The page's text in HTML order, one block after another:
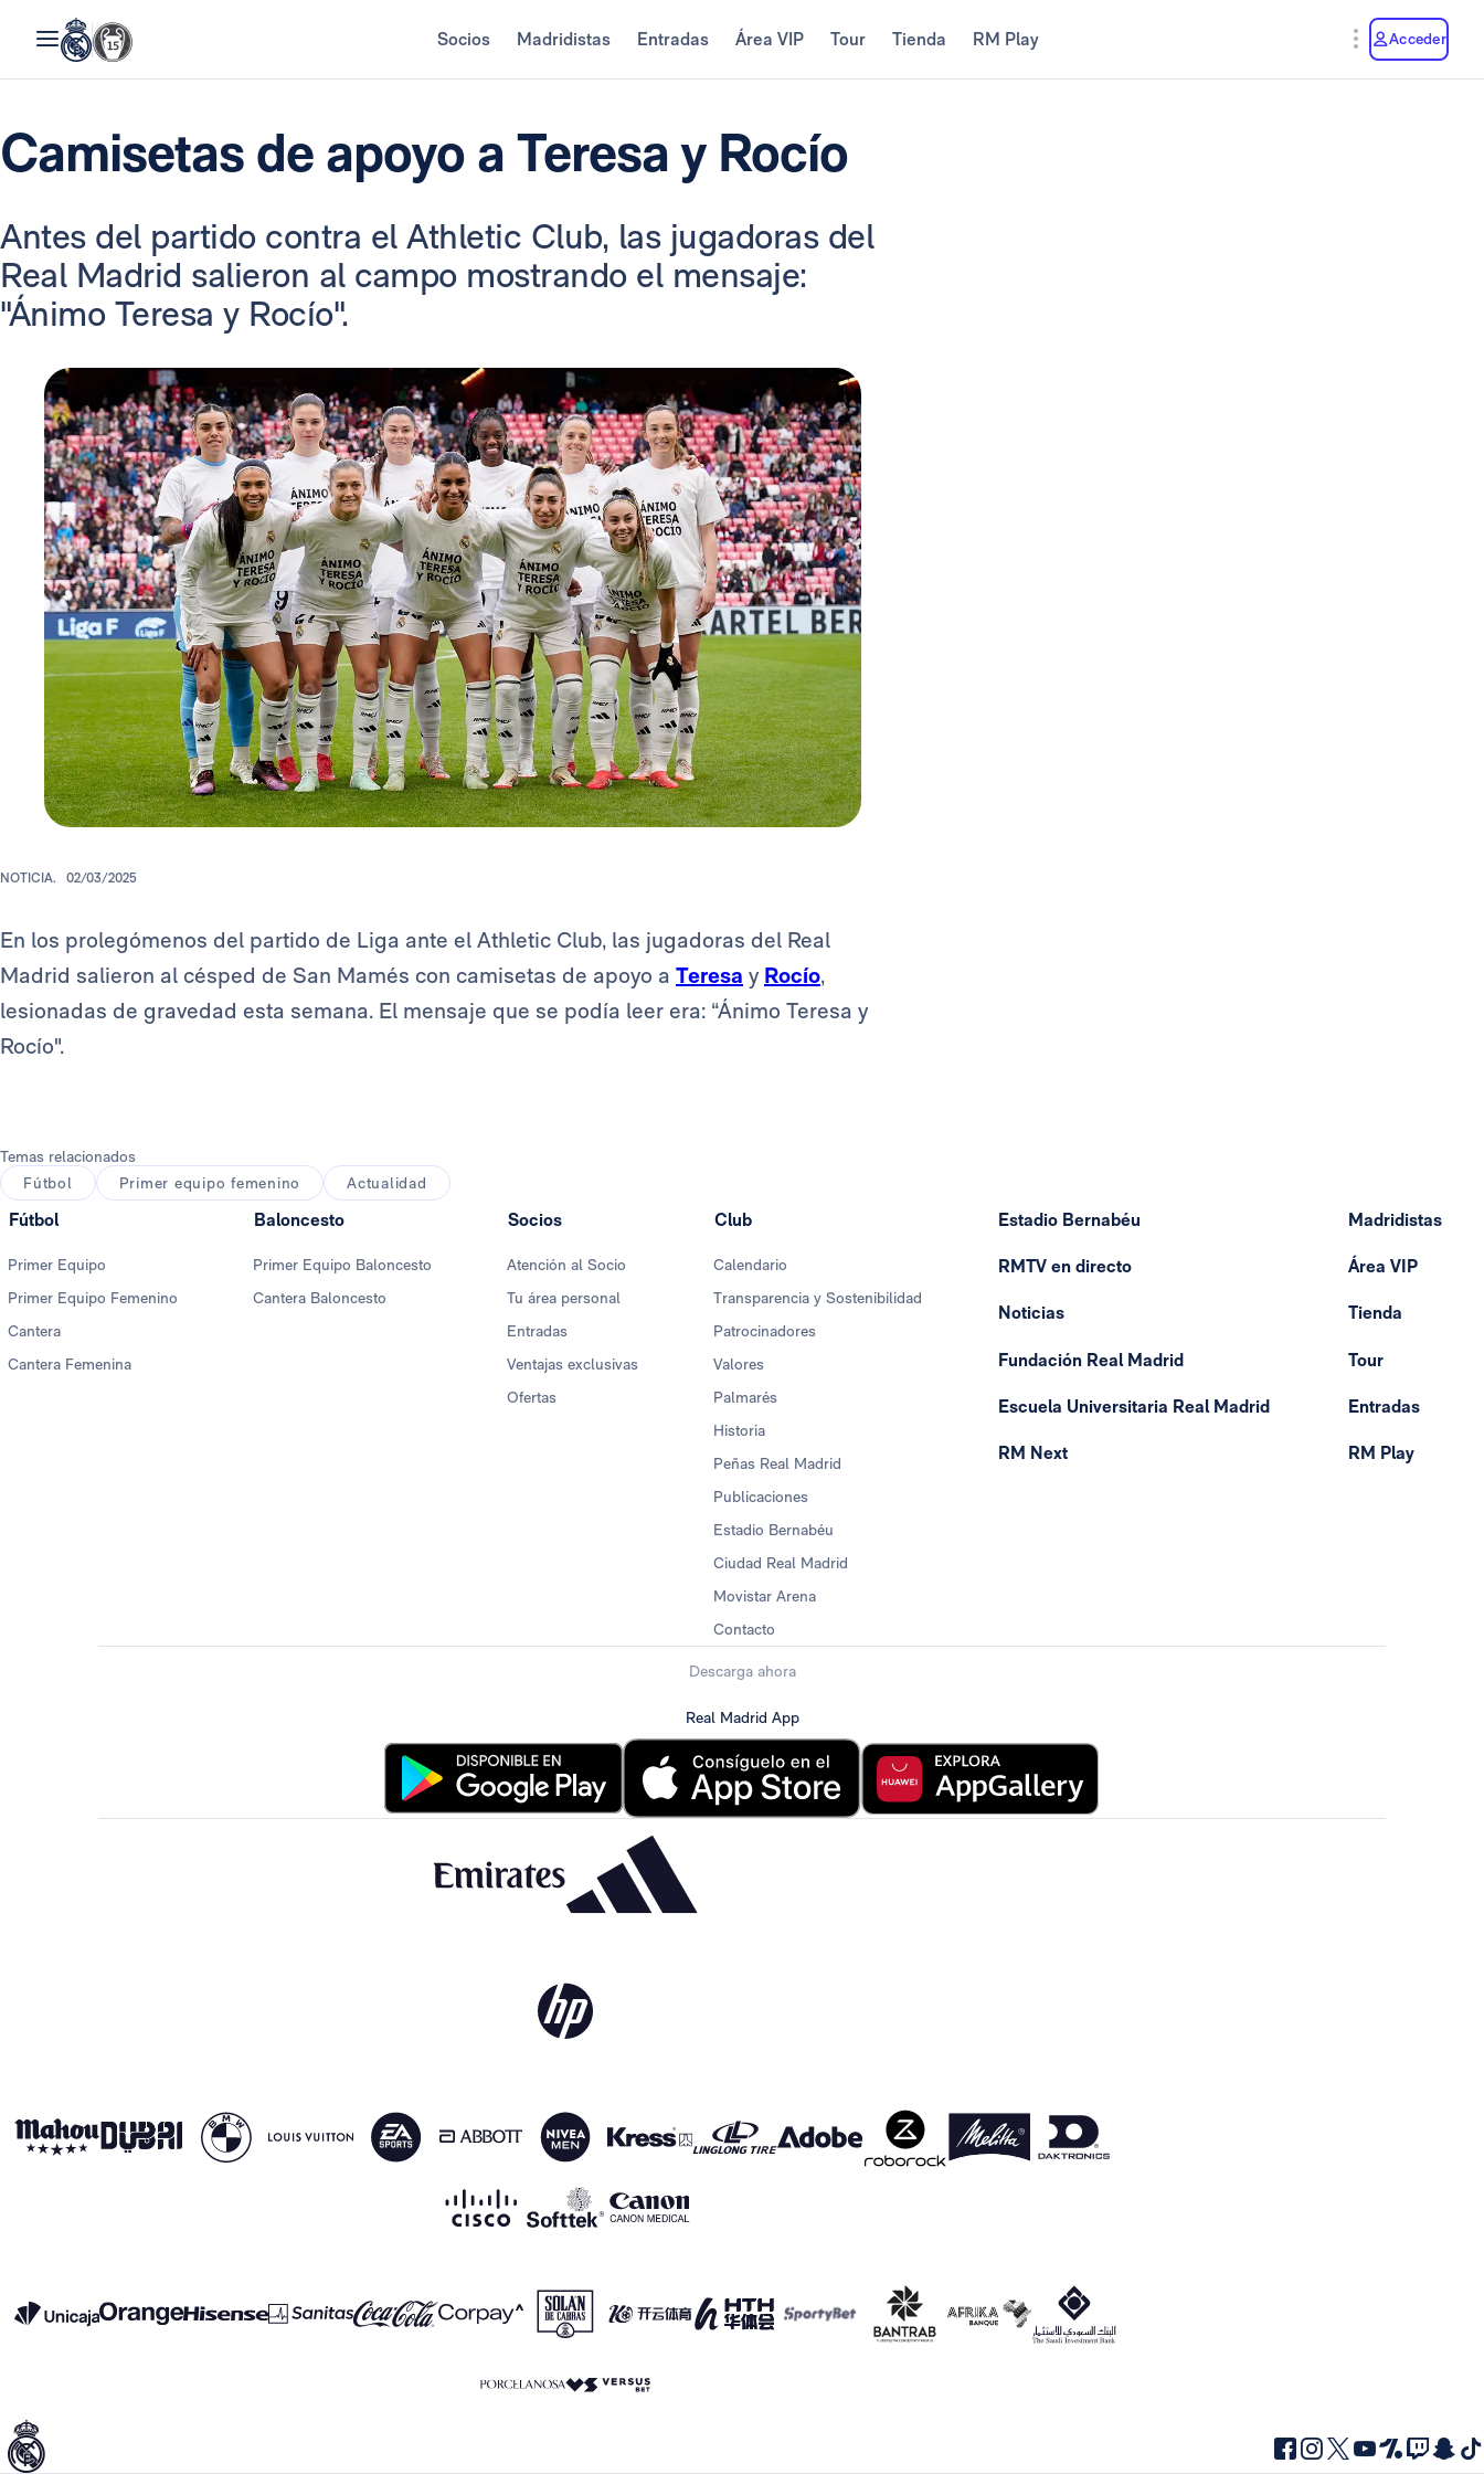
Socios Madridistas Entradas Área VIP Tour Tienda RM Play Acceder
Camisetas de apoyo a Teresa y Rocío
Antes del partido contra el Athletic Club, las jugadoras del
Real Madrid salieron al campo mostrando el mensaje:
"Ánimo Teresa y Rocío".
NOTICIA. 02/03/2025
En los prolegómenos del partido de Liga ante el Athletic Club, las jugadoras del Real
Madrid salieron al césped de San Mamés con camisetas de apoyo a Teresa y Rocío,
lesionadas de gravedad esta semana. El mensaje que se podía leer era: “Ánimo Teresa y
Rocío".
Temas relacionados
Fútbol
Primer equipo femenino Actualidad
Fútbol
Primer Equipo
Primer Equipo Femenino
Cantera
Cantera Femenina
Baloncesto
Primer Equipo Baloncesto
Cantera Baloncesto
Socios
Atención al Socio
Tu área personal
Entradas
Ventajas exclusivas
Ofertas
Club
Calendario
Transparencia y Sostenibilidad
Patrocinadores
Valores
Palmarés
Historia
Peñas Real Madrid
Publicaciones
Estadio Bernabéu
Ciudad Real Madrid
Movistar Arena
Contacto
Estadio Bernabéu
RMTV en directo
Noticias
Fundación Real Madrid
Escuela Universitaria Real Madrid
RM Next
Madridistas
Área VIP
Tienda
Tour
Entradas
RM Play
Descarga ahora
Real Madrid App